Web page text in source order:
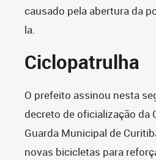
causado pela abertura da
la.
Ciclopatrulha
O prefeito assinou nesta
decreto de oficialização da
Guarda Municipal de
novas bicicletas para